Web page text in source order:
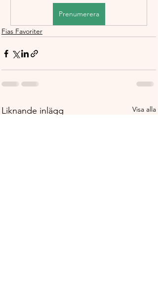
Prenumerera
Fias Favoriter
Liknande inlägg Visa alla